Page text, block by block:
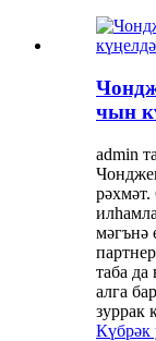
чын
admin
рәхмәт.
мәгънә
таба
алга
зуррак
Күбрәк